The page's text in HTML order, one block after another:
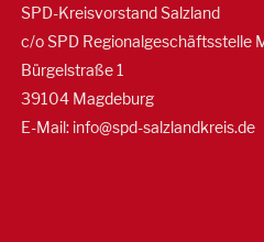
SPD-Kreisvorstand Salzland
c/o SPD Regionalgeschäftsstelle
Bürgelstraße 1
39104 Magdeburg
E-Mail: info@spd-salzlandkreis.de